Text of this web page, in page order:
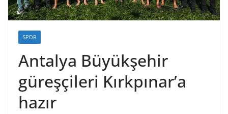
SPOR
Antalya Büyükşehir
güreşçileri Kırkpınar’a
hazır